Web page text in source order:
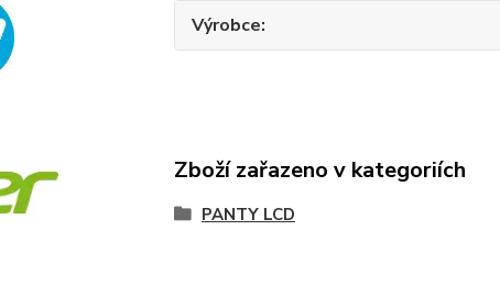
Výrobce
Zboží zařazeno v kategoriích
PANTY LCD